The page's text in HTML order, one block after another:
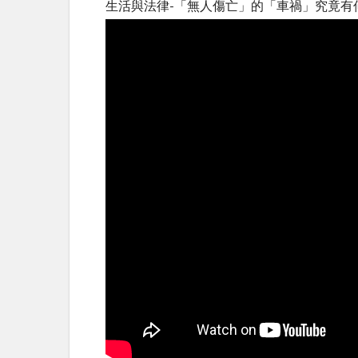
生活與法律-「無人傷亡」的「車禍」究竟有